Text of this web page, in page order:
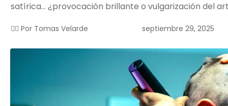
satírica… ¿provocación brillante o vulgarización del
✍🏻 Por Tomas Velarde septiembre 29, 2025